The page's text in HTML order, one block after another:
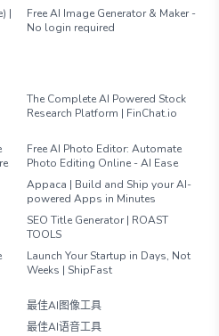
|
Free AI Image Generator & Maker -
No login required
The Complete AI Powered Stock
Research Platform | FinChat.io
Free AI Photo Editor: Automate
Photo Editing Online - AI Ease
Appaca | Build and Ship your AI-
powered Apps in Minutes
SEO Title Generator | ROAST
TOOLS
Launch Your Startup in Days, Not
Weeks | ShipFast
最佳AI图像工具
最佳AI语音工具